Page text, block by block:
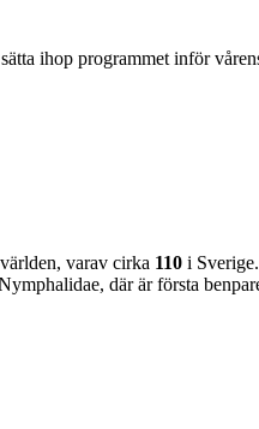
ihop programmet inför
varav cirka 110 i
där är första